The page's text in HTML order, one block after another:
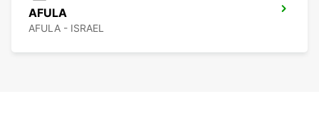
AFULA
AFULA - ISRAEL